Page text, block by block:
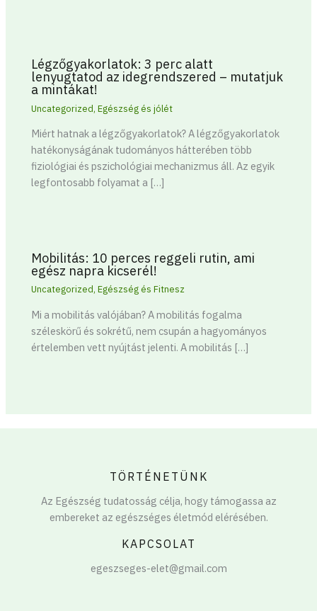
Légzőgyakorlatok: 3 perc alatt
lenyugtatod az idegrendszered – mutatjuk
a mintákat!
Uncategorized,Egészség és jólét
Miért hatnak a légzőgyakorlatok? A légzőgyakorlatok
hatékonyságának tudományos hátterében több
fiziológiai és pszichológiai mechanizmus áll. Az egyik
legfontosabb folyamat a […]
Mobilitás: 10 perces reggeli rutin, ami
egész napra kicserél!
Uncategorized,Egészség és Fitnesz
Mi a mobilitás valójában? A mobilitás fogalma
széleskörű és sokrétű, nem csupán a hagyományos
értelemben vett nyújtást jelenti. A mobilitás […]
TÖRTÉNETÜNK
Az Egészség tudatosság célja, hogy támogassa az
embereket az egészséges életmód elérésében.
KAPCSOLAT
egeszseges-elet@gmail.com